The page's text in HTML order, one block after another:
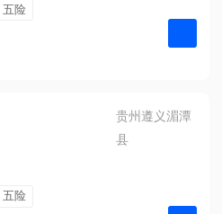
五险
贵州遵义湄潭
县
五险